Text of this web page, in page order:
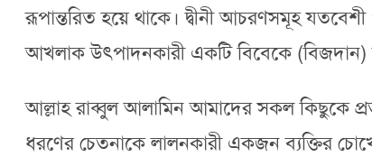
রূপান্তরিত হয়ে থাকে। দ্বীনী আচরণসমূহ
আখলাক উৎপাদনকারী একটি বিবেকে (বিজদান)
আল্লাহ রাব্বুল আলামিন আমাদের সকল কিছুকে
ধরণের চেতনাকে লালনকারী একজন ব্যক্তির